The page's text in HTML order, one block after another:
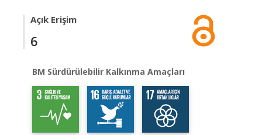
Açık Erişim
6
BM Sürdürülebilir Kalkınma Amaçları